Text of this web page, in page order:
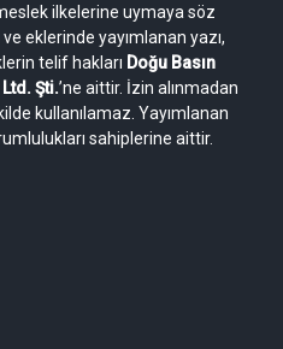
ilkelerine uymaya söz
eklerinde yayımlanan yazı,
telif hakları Doğu Basın
Şti.’ne aittir. İzin alınmadan
kullanılamaz. Yayımlanan
sahiplerine aittir.